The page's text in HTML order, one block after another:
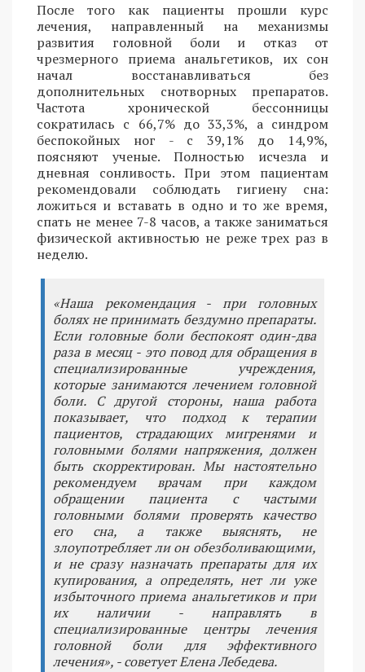
После того как пациенты прошли курс
лечения, направленный на механизмы
развития головной боли и отказ от
чрезмерного приема анальгетиков, их сон
начал восстанавливаться без
дополнительных снотворных препаратов.
Частота хронической бессонницы
сократилась с 66,7% до 33,3%, а синдром
беспокойных ног - с 39,1% до 14,9%,
поясняют ученые. Полностью исчезла и
дневная сонливость. При этом пациентам
рекомендовали соблюдать гигиену сна:
ложиться и вставать в одно и то же время,
спать не менее 7-8 часов, а также заниматься
физической активностью не реже трех раз в
неделю.
«Наша рекомендация - при головных
болях не принимать бездумно препараты.
Если головные боли беспокоят один-два
раза в месяц - это повод для обращения в
специализированные учреждения,
которые занимаются лечением головной
боли. С другой стороны, наша работа
показывает, что подход к терапии
пациентов, страдающих мигренями и
головными болями напряжения, должен
быть скорректирован. Мы настоятельно
рекомендуем врачам при каждом
обращении пациента с частыми
головными болями проверять качество
его сна, а также выяснять, не
злоупотребляет ли он обезболивающими,
и не сразу назначать препараты для их
купирования, а определять, нет ли уже
избыточного приема анальгетиков и при
их наличии - направлять в
специализированные центры лечения
головной боли для эффективного
лечения», - советует Елена Лебедева.